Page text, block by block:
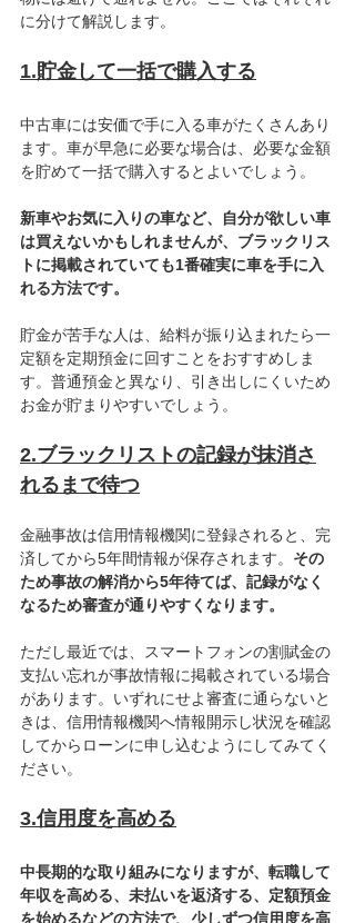
に分けて解説します。
1.貯金して一括で購入する
中古車には安価で手に入る車がたくさんあり
ます。車が早急に必要な場合は、必要な金額
を貯めて一括で購入するとよいでしょう。
新車やお気に入りの車など、自分が欲しい車
は買えないかもしれませんが、ブラックリス
トに掲載されていても1番確実に車を手に入
れる方法です。
貯金が苦手な人は、給料が振り込まれたら一
定額を定期預金に回すことをおすすめしま
す。普通預金と異なり、引き出しにくいため
お金が貯まりやすいでしょう。
2.ブラックリストの記録が抹消さ
れるまで待つ
金融事故は信用情報機関に登録されると、完
済してから5年間情報が保存されます。 その
ため事故の解消から5年待てば、記録がなく
なるため審査が通りやすくなります。
ただし最近では、スマートフォンの割賦金の
支払い忘れが事故情報に掲載されている場合
があります。いずれにせよ審査に通らないと
きは、信用情報機関へ情報開示し状況を確認
してからローンに申し込むようにしてみてく
ださい。
3.信用度を高める
中長期的な取り組みになりますが、転職して
年収を高める、未払いを返済する、定額預金
を始めるなどの方法で、少しずつ信用度を高